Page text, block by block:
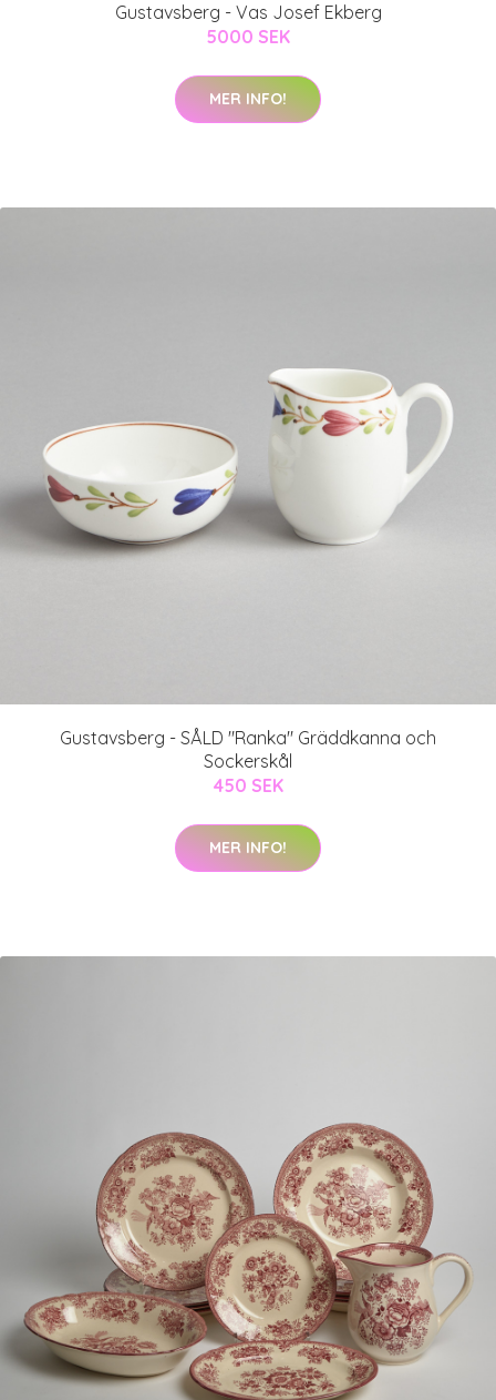
Gustavsberg - Vas Josef Ekberg
5000 SEK
MER INFO!
Gustavsberg - SÅLD "Ranka" Gräddkanna och
Sockerskål
450 SEK
MER INFO!